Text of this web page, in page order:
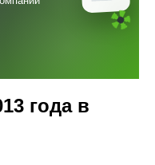
года в